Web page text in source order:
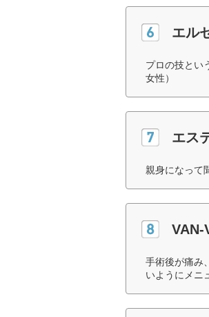
エル
プロの技とい
女性）
エス
親身になって
VAN-
手術後が痛み
いようにメニ